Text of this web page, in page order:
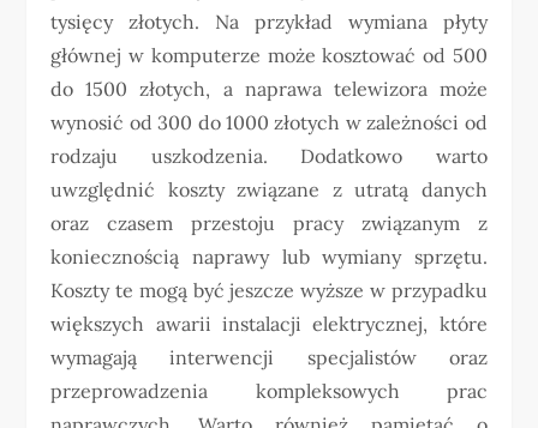
tysięcy złotych. Na przykład wymiana płyty
głównej w komputerze może kosztować od 500
do 1500 złotych, a naprawa telewizora może
wynosić od 300 do 1000 złotych w zależności od
rodzaju uszkodzenia. Dodatkowo warto
uwzględnić koszty związane z utratą danych
oraz czasem przestoju pracy związanym z
koniecznością naprawy lub wymiany sprzętu.
Koszty te mogą być jeszcze wyższe w przypadku
większych awarii instalacji elektrycznej, które
wymagają interwencji specjalistów oraz
przeprowadzenia kompleksowych prac